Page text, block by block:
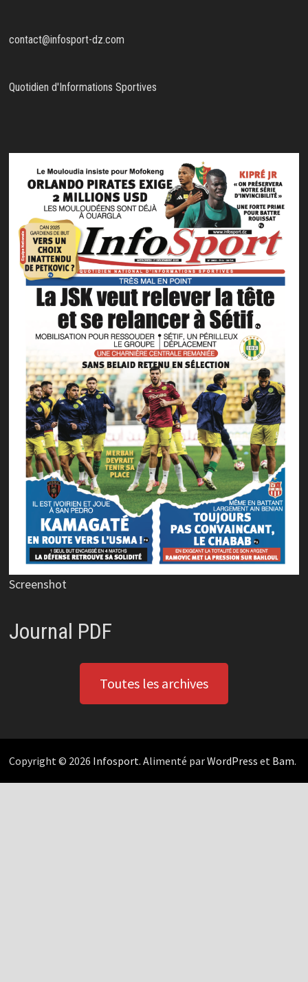
contact@infosport-dz.com
Quotidien d'Informations Sportives
Screenshot
Journal PDF
Toutes les archives
Copyright © 2026 Infosport. Alimenté parWordPress et Bam.